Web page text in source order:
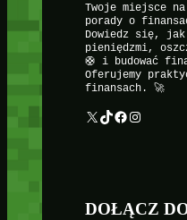
Twoje miejsce
porady o
Dowiedz się, jak
pieniędzmi,
🛟 i budować
Oferujemy
finansach. 🚀
X TikTok Facebook Instagram
DOŁĄCZ